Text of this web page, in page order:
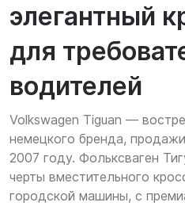
элегантный
для
водителей
Volkswagen Tiguan —
немецкого бренда,
2007 году. Фольксваген
черты вместительного
городской машины, с